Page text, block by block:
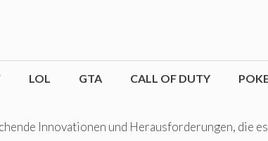
LOL GTA CALL OF DUTY
Innovationen und Herausforderungen, die